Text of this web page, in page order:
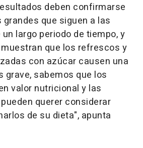
deben confirmarse
que siguen a las
largo periodo de tiempo, y
que los refrescos y
con azúcar causen una
grave, sabemos que los
valor nutricional y las
querer considerar
de su dieta", apunta